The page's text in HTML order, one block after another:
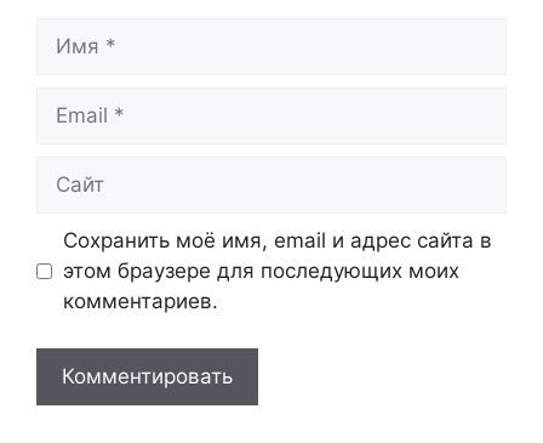
Имя
Email
Сайт
Сохранить моё имя, email и адрес сайта в
этом браузере для последующих моих
комментариев.